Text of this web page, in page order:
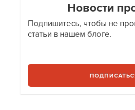
Новости
Подпишитесь, чтобы не
статьи в нашем блоге.